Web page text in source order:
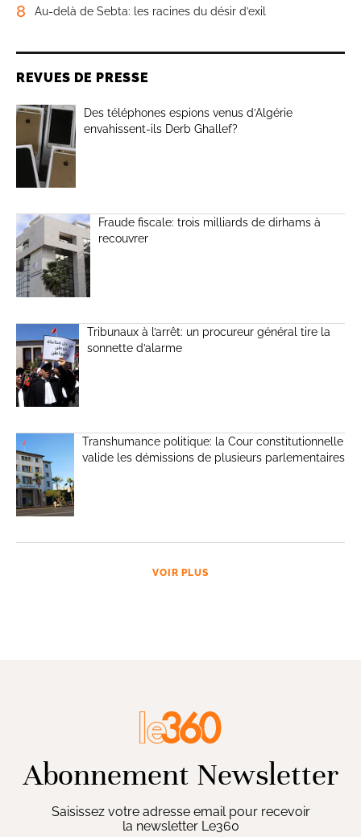
8 Au-delà de Sebta: les racines du désir d’exil
REVUES DE PRESSE
Des téléphones espions venus d’Algérie
envahissent-ils Derb Ghallef?
Fraude fiscale: trois milliards de dirhams à
recouvrer
Tribunaux à l’arrêt: un procureur général tire la
sonnette d’alarme
Transhumance politique: la Cour constitutionnelle
valide les démissions de plusieurs parlementaires
VOIR PLUS
Abonnement Newsletter
Saisissez votre adresse email pour recevoir
la newsletter Le360